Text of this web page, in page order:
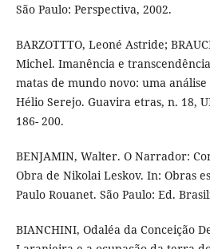
São Paulo: Perspectiva, 2002.
BARZOTTTO, Leoné Astride;
Michel. Imanência e
matas de mundo novo: uma análise
Hélio Serejo. Guavira etras, n. 18,
186- 200.
BENJAMIN, Walter. O Narrador:
Obra de Nikolai Leskov. In: Obras
Paulo Rouanet. São Paulo: Ed.
BIANCHINI, Odaléa da Conceição